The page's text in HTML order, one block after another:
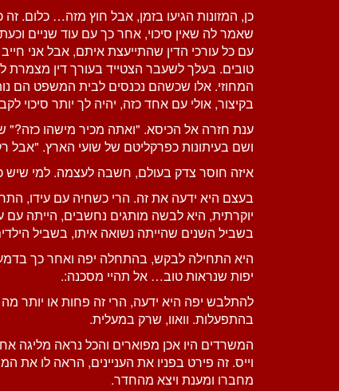
כן, המזונות הגיעו בזמן, אבל חוץ מזה… כלום.
שאמר לה שאין סיכוי, אחר כך עם עוד שניים
עם כל עורכי הדין שהתייעצת איתם, אבל אני
טובים. בעלך לשעבר הצטייד בעורך דין
המחוזי. אלו שכשהם נכנסים לבית המשפט הם
בקיצור, אולי עם אחד כזה, יהיה לך יותר סיכוי
ענת חזרה אל הכיסא. "ואתה מכיר מישהו כזה?"
ושם בעיתונות כפרקליטם של שועי הארץ. "אבל
איזה חוסר צדק בעולם, חשבה לעצמה. למי שיש
בעצם היא ידעה את זה. הרי כשחיה עם עידו,
יוקרתית, היא לבשה מותגים נחשבים, הייתה
בשביל השנים שהייתה נשואה איתו, בשביל
היא התחילה לבקש, בהתחלה יפה ואחר כך
יפות שנראות טוב… אל תהיי מסכנה:.
להתלבש יפה היא ידעה, הרי זה פחות או יותר
בהתפעלות. וואוו, שרק במעלית.
המשרדים היו אכן מפוארים והכל נראה מליגה
וייס. זה פירט בפניו את העניינים, הראה לו
מחברו ומענת ויצא מהחדר.